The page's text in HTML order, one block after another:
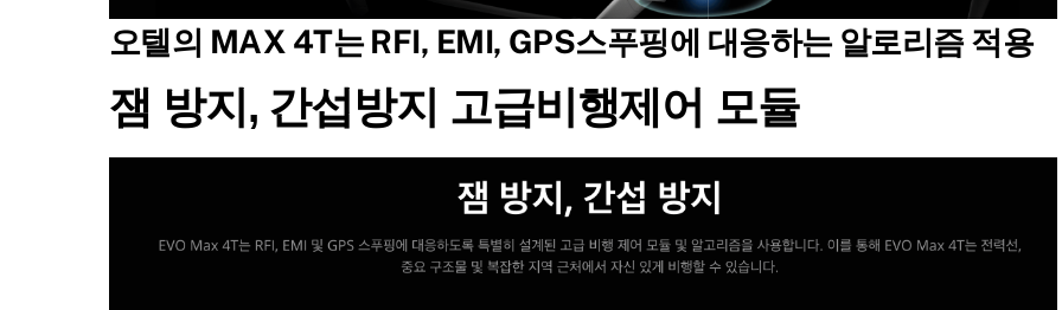
오텔의 MAX 4T는 RFI, EMI, GPS스푸핑에 대응하는 알로리즘 적용
잼 방지, 간섭방지 고급비행제어 모듈